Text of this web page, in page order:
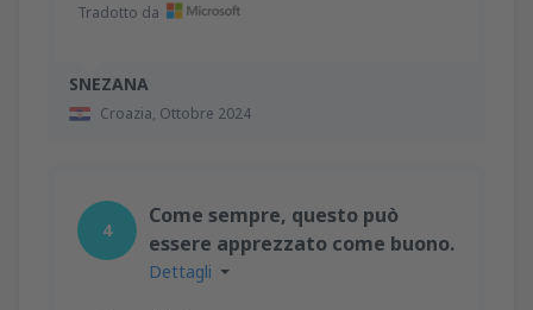
SNEZANA
Croazia, Ottobre 2024
Tradotto da
4
Come sempre, questo può
essere apprezzato come buono.
Dettagli